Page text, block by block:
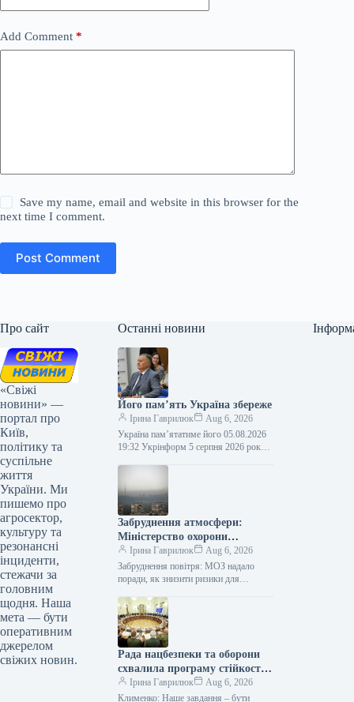
Add Comment *
Save my name, email and website in this browser for the
next time I comment.
Post Comment
Про сайт
«Свіжі
новини» —
портал про
Київ,
політику та
суспільне
життя
України. Ми
пишемо про
агросектор,
культуру та
резонансні
інциденти,
стежачи за
головним
щодня. Наша
мета — бути
оперативним
джерелом
свіжих новин.
Останні новини
Його пам’ять Україна збереже
Ірина Гаврилюк
Aug 6, 2026
Україна пам’ятатиме його 05.08.2026
19:32 Укрінформ 5 серпня 2026 року
2021)…
Забруднення атмосфери:
Міністерство охорони
здоров’я порадило, як
зменшити небезпеку для
самопочуття
Ірина Гаврилюк
Aug 6, 2026
Забруднення повітря: МОЗ надало
поради, як знизити ризики для
Укрінформ Міністерство охорони
здоров’я України запропонувало
рекомендації…
Рада нацбезпеки та оборони
схвалила програму стійкості
для столиці.
Ірина Гаврилюк
Aug 6, 2026
Клименко: Наше завдання – бути